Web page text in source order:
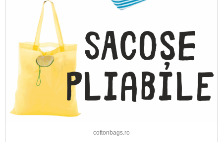
cottonbags.ro